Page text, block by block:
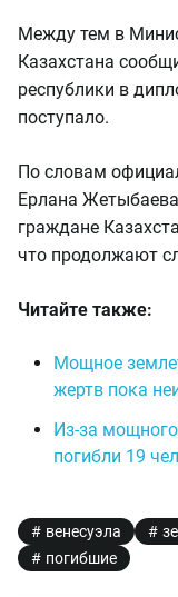
Между тем в
Казахстана
республики в
поступало.
По словам
Ерлана
граждане
что продолжают
Читайте также:
Мощное
жертв пока
Из-за
погибли 19
венесуэла
погибшие